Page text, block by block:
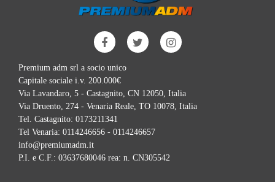
Premium adm srl a socio unico
Capitale sociale i.v. 200.000€
Via Lavandaro, 5 - Castagnito, CN 12050, Italia
Via Druento, 274 - Venaria Reale, TO 10078, Italia
Tel. Castagnito: 0173211341
Tel Venaria: 0114246656 - 0114246657
info@premiumadm.it
P.I. e C.F.: 03637680046 rea: n. CN305542